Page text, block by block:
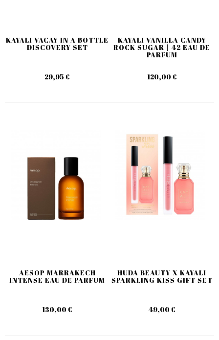
KAYALI VACAY IN A BOTTLE
DISCOVERY SET
29,95 €
KAYALI VANILLA CANDY
ROCK SUGAR | 42 EAU DE
PARFUM
120,00 €
AESOP MARRAKECH
INTENSE EAU DE PARFUM
130,00 €
HUDA BEAUTY X KAYALI
SPARKLING KISS GIFT SET
49,00 €